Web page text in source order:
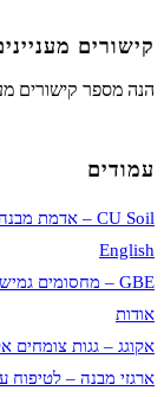
קישורים
הנה מספר קישורים
עמודים
CU Soil – אדמת מבנה, בתי גידול לעצי רחוב
English
GBE – מחסומים גמישים סופגי אנרגיה
אודות
אקוגג – גגות צומחים
ארגזי מבנה – לטיפוח